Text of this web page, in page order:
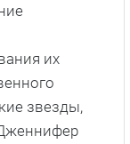
их
звезды,